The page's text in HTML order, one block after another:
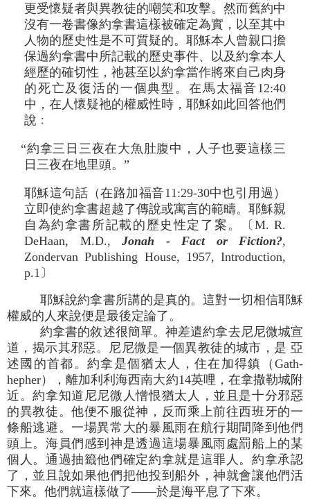
更受懷疑者與異教徒的嘲笑和攻擊。然而舊約中
沒有一卷書像約拿書這樣被確定為實，以至其中
人物的歷史性是不可質疑的。耶穌本人曾親口擔
保過約拿書中所記載的歷史事件、以及約拿本人
經歷的確切性，祂甚至以約拿當作將來自己肉身
的死亡及復活的一個典型。在馬太福音12:40
中，在人懷疑祂的權威性時，耶穌如此回答他們
說﹕
“約拿三日三夜在大魚肚腹中，人子也要這樣三
日三夜在地里頭。”
耶穌這句話（在路加福音11:29-30中也引用過）
立即使約拿書超越了傳說或寓言的範疇。耶穌親
自為約拿書所記載的歷史性定了案。〔M. R.
DeHaan, M.D., Jonah - Fact or Fiction?,
Zondervan Publishing House, 1957, Introduction,
p.1〕
耶穌說約拿書所講的是真的。這對一切相信耶穌
權威的人來說便是最後定論了。
約拿書的敘述很簡單。神差遣約拿去尼尼微城宣
道，揭示其邪惡。尼尼微是一個異教徒的城市，是 亞
述國的首都。約拿是個猶太人，住在加得鎮（Gath-
hepher），離加利利海西南大約14英哩，在拿撒勒城附
近。約拿知道尼尼微人憎恨猶太人，並且是十分邪惡
的異教徒。他便不服從神，反而乘上前往西班牙的一
條船逃避。一場異常大的暴風雨在航行期間降到他們
頭上。海員們感到神是透過這場暴風雨處罰船上的某
個人。通過抽籤他們確定約拿就是這罪人。約拿承認
了，並且說如果他們把他投到船外，神就會讓他們活
下來。他們就這樣做了――於是海平息了下來。